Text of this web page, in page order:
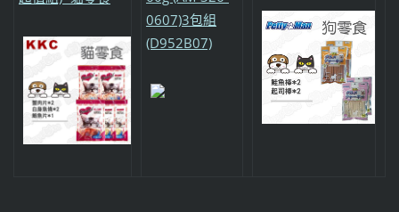
0607)3包組
(D952B07)